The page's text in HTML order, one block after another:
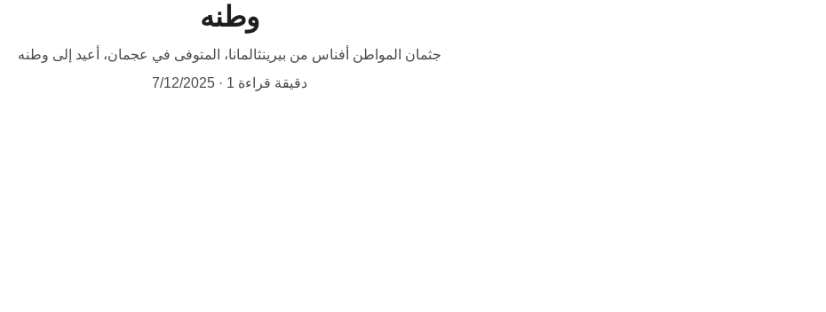
وطنه
جثمان المواطن أفناس من بيرينثالمانا، المتوفى في عجمان، أعيد إلى وطنه
7/12/2025
1 دقيقة قراءة